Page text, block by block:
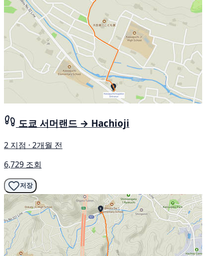
도쿄 서머랜드 → Hachioji
2 지점 · 2개월 전
6,729 조회
저장